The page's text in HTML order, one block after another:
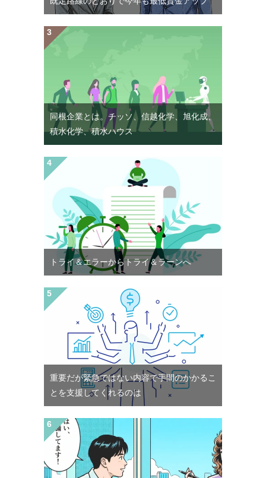
同根企業とは。チッソ、信越化学、旭化成、
積水化学、積水ハウス
トライ＆エラーからトライ＆ラーンへ
重要だが緊急ではない内容で手間のかかるこ
とを支援してくれるのは